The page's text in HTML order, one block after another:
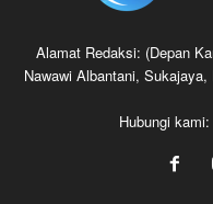
Alamat Redaksi: (Depan
Nawawi Albantani,
Hubungi kami: